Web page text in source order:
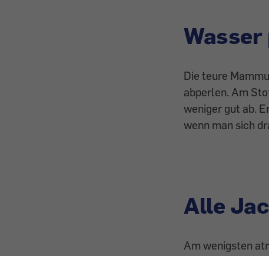
Die teure
abperlen. Am
weniger gut ab.
wenn man sich
Alle
Am wenigsten